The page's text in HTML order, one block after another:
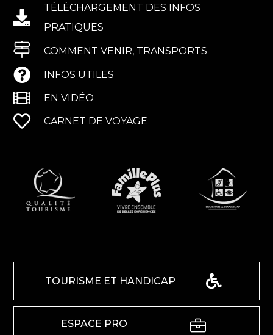
TÉLÉCHARGEMENT DES INFOS
PRATIQUES
COMMENT VENIR, TRANSPORTS
INFOS UTILES
EN VIDÉO
CARNET DE VOYAGE
TOURISME ET HANDICAP
ESPACE PRO